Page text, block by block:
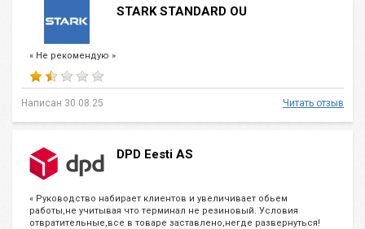
STARK STANDARD OU
« Не рекомендую »
Написан 30.08.25 Читать отзыв
DPD Eesti AS
« Руководство набирает клиентов и увеличивает обьем
работы,не учитывая что терминал не резиновый. Условия
отвратительные,все в товаре заставлено,негде развернуться!